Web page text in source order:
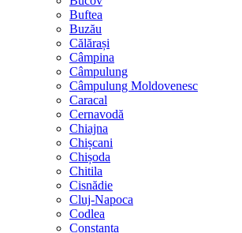
Buftea
Buzău
Călărași
Câmpina
Câmpulung
Câmpulung Moldovenesc
Caracal
Cernavodă
Chiajna
Chișcani
Chișoda
Chitila
Cisnădie
Cluj-Napoca
Codlea
Constanța